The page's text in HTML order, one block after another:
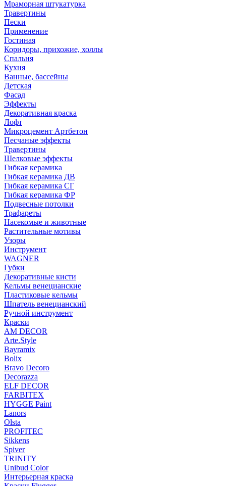
Мраморная штукатурка
Травертины
Пески
Применение
Гостиная
Коридоры, прихожие, холлы
Спальня
Кухня
Ванные, бассейны
Детская
Фасад
Эффекты
Декоративная краска
Лофт
Микроцемент Артбетон
Песчаные эффекты
Травертины
Шелковые эффекты
Гибкая керамика
Гибкая керамика ДВ
Гибкая керамика СГ
Гибкая керамика ФР
Подвесные потолки
Трафареты
Насекомые и животные
Растительные мотивы
Узоры
Инструмент
WAGNER
Губки
Декоративные кисти
Кельмы венецианские
Пластиковые кельмы
Шпатель венецианский
Ручной инструмент
Краски
AM DECOR
Arte.Style
Bayramix
Bolix
Bravo Decoro
Decorazza
ELF DECOR
FARBITEX
HYGGE Paint
Lanors
Olsta
PROFITEC
Sikkens
Spiver
TRINITY
Unibud Color
Интерьерная краска